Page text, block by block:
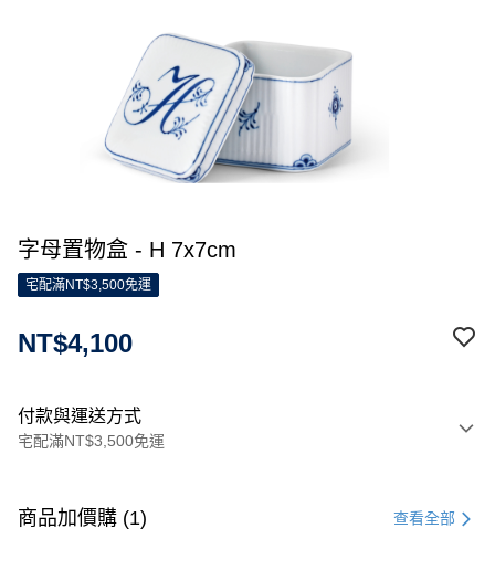
字母置物盒 - H 7x7cm
宅配滿NT$3,500免運
NT$4,100
付款與運送方式
宅配滿NT$3,500免運
信用卡一次付款
商品加價購 (1) 查看全部